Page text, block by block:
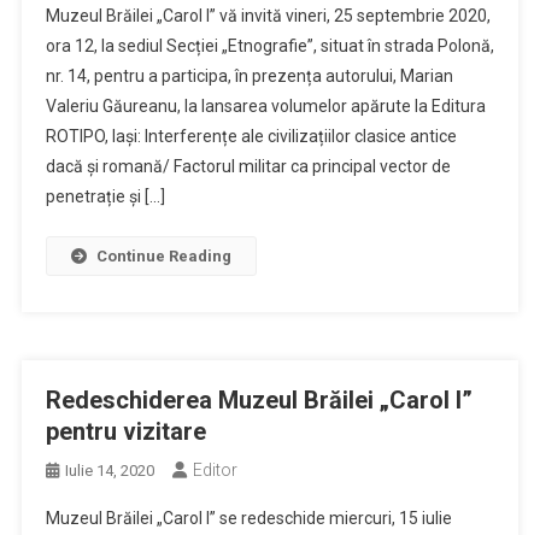
Muzeul Brăilei „Carol I” vă invită vineri, 25 septembrie 2020,
ora 12, la sediul Secției „Etnografie”, situat în strada Polonă,
nr. 14, pentru a participa, în prezența autorului, Marian
Valeriu Găureanu, la lansarea volumelor apărute la Editura
ROTIPO, Iași: Interferențe ale civilizațiilor clasice antice
dacă și romană/ Factorul militar ca principal vector de
penetrație și […]
Continue Reading
Redeschiderea Muzeul Brăilei „Carol I”
pentru vizitare
Iulie 14, 2020 Editor
Muzeul Brăilei „Carol I” se redeschide miercuri, 15 iulie